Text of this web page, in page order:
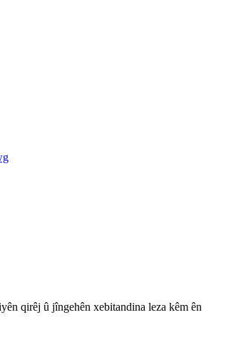
qirêj û jîngehên xebitandina leza kêm ên